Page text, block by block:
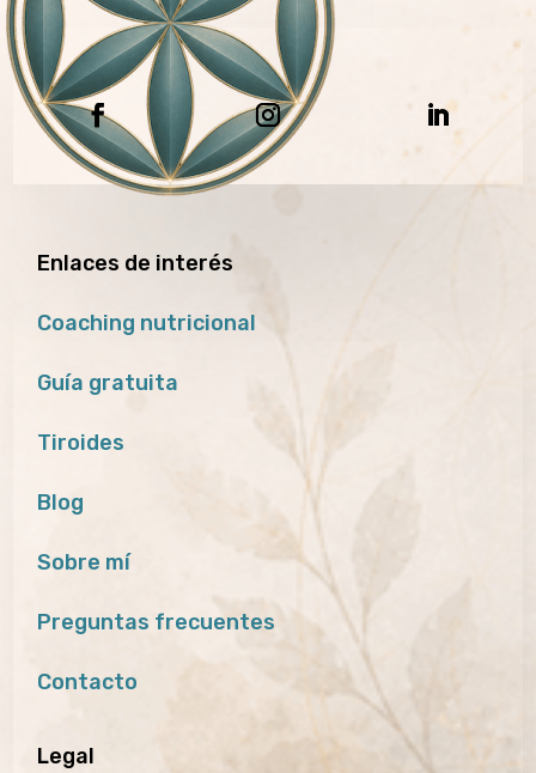
Enlaces de interés
Coaching nutricional
Guía gratuita
Tiroides
Blog
Sobre mí
Preguntas frecuentes
Contacto
Legal